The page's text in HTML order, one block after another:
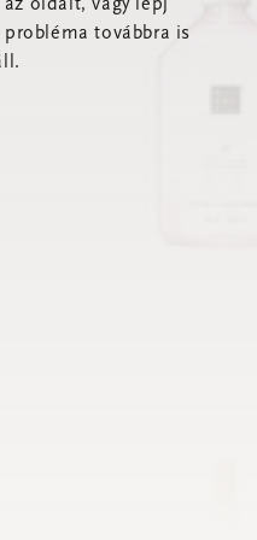
oldalt, vagy lépj
továbbra is